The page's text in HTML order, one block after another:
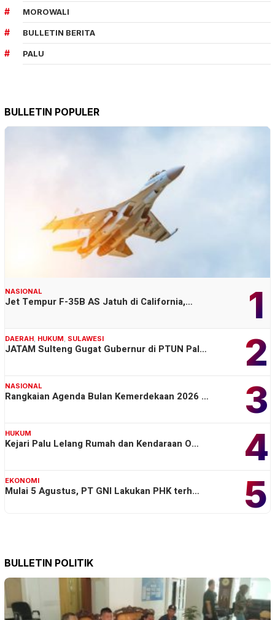
MOROWALI
BULLETIN BERITA
PALU
BULLETIN POPULER
1
NASIONAL
Jet Tempur F-35B AS Jatuh di California,…
2
DAERAH, HUKUM, SULAWESI
JATAM Sulteng Gugat Gubernur di PTUN Pal…
3
NASIONAL
Rangkaian Agenda Bulan Kemerdekaan 2026 …
4
HUKUM
Kejari Palu Lelang Rumah dan Kendaraan O…
5
EKONOMI
Mulai 5 Agustus, PT GNI Lakukan PHK terh…
BULLETIN POLITIK